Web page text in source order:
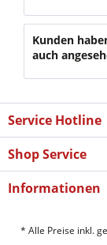
Kunden
auch
Service Hotline
Shop Service
Informationen
* Alle Preise inkl.